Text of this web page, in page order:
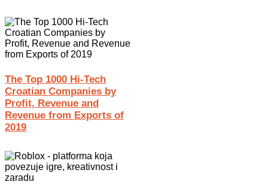
The Top 1000 Hi-Tech
Croatian Companies by
Profit, Revenue and
Revenue from Exports of
2019